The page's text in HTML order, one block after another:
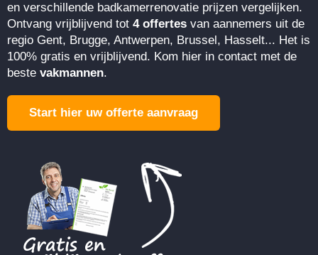
en verschillende badkamerrenovatie prijzen vergelijken.
Ontvang vrijblijvend tot 4 offertes van aannemers uit de
regio Gent, Brugge, Antwerpen, Brussel, Hasselt... Het is
100% gratis en vrijblijvend. Kom hier in contact met de
beste vakmannen.
Start hier uw offerte aanvraag